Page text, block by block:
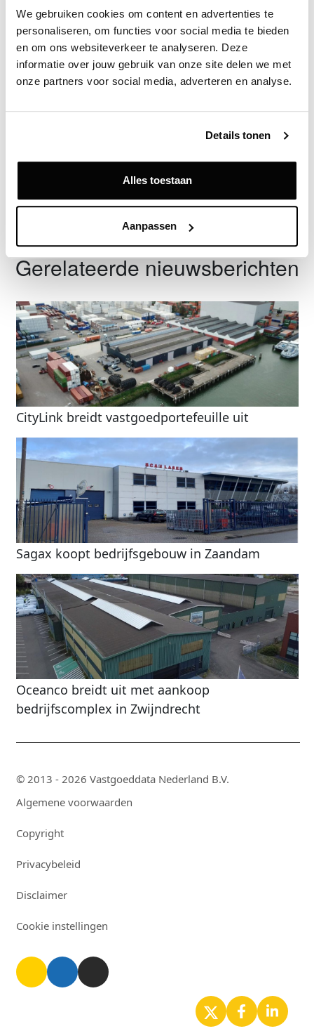
We gebruiken cookies om content en advertenties te
personaliseren, om functies voor social media te bieden
en om ons websiteverkeer te analyseren. Deze
informatie over jouw gebruik van onze site delen we met
onze partners voor social media, adverteren en analyse.
Details tonen
Alles toestaan
Aanpassen
Bron
Hofstede Bedrijfshuisvesting
Exclusief voor licentiehouders
Zie direct welke partijen en panden betrokken zijn bij dit nieuws.
Gerelateerde nieuwsberichten
CityLink breidt vastgoedportefeuille uit
Sagax koopt bedrijfsgebouw in Zaandam
Oceanco breidt uit met aankoop
bedrijfscomplex in Zwijndrecht
© 2013 - 2026 Vastgoeddata Nederland B.V.
Algemene voorwaarden
Copyright
Privacybeleid
Disclaimer
Cookie instellingen